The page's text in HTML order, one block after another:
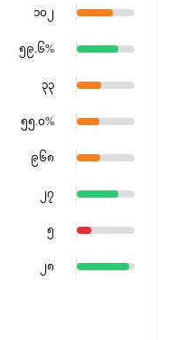
၁၀၂
၅၉.၆%
၃၃
၅၅.၀%
၉၆၈
၂၇
၅
၂၈